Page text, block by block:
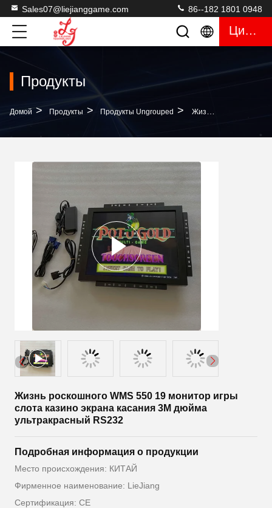
Sales07@liejianggame.com 86--182 1801 0948
Цитата
Продукты
Домой > Продукты > Продукты Ungrouped > Жизнь Роскошного WMS 550 19 Монитор Игры Слота Казино Экрана Касания 3M Дюйма Ультракрасный RS232
Жизнь роскошного WMS 550 19 монитор игры
слота казино экрана касания 3M дюйма
ультракрасный RS232
Подробная информация о продукции
Место происхождения: КИТАЙ
Фирменное наименование: LieJiang
Сертификация: CE